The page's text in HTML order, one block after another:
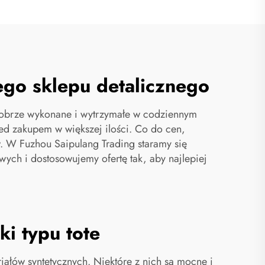
sklepu detalicznego
wykonane i wytrzymałe w codziennym
zakupem w większej ilości. Co do cen,
Fuzhou Saipulang Trading staramy się
i dostosowujemy ofertę tak, aby najlepiej
typu tote
syntetycznych. Niektóre z nich są mocne i